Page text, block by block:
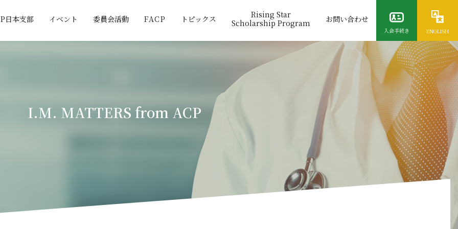
日本支部 イベント 委員会活動 FACP トピックス
Rising Star
Scholarship Program
お問い合わせ
入会手続き ENGLISH
I.M. MATTERS from ACP